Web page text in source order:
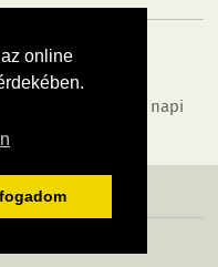
online
programok, képek, napi
RÓLUNK